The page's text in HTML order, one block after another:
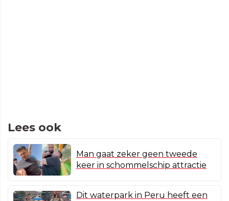
Lees ook
Man gaat zeker geen tweede
keer in schommelschip attractie
Dit waterpark in Peru heeft een